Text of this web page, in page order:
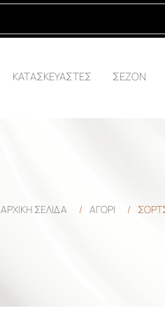
ΚΑΤΑΣΚΕΥΑΣΤΕΣ ΣΕΖΟΝ
ΑΡΧΙΚΉ ΣΕΛΊΔΑ / ΑΓΟΡΙ /